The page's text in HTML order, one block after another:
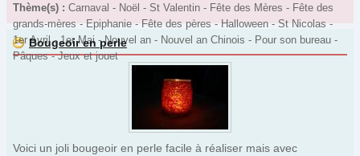
Thème(s) : Carnaval - Noël - St Valentin - Fête des Mères - Fête des
grands-mères - Epiphanie - Fête des pères - Halloween - St Nicolas -
1er Avril - 1er Mai - Nouvel an - Nouvel an Chinois - Pour son bureau -
Pâques - Jeux et jouet
Bougeoir en perle
Voici un joli bougeoir en perle facile à réaliser mais avec